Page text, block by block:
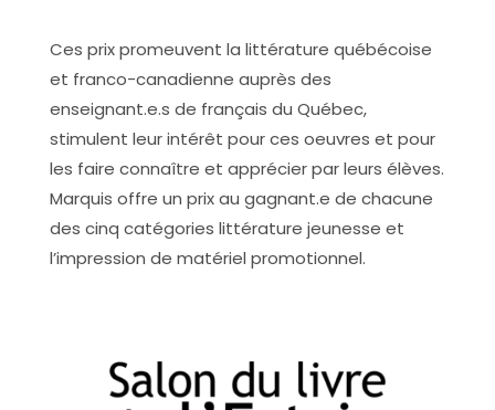
Ces prix promeuvent la littérature québécoise
et franco-canadienne auprès des
enseignant.e.s de français du Québec,
stimulent leur intérêt pour ces oeuvres et pour
les faire connaître et apprécier par leurs élèves.
Marquis offre un prix au gagnant.e de chacune
des cinq catégories littérature jeunesse et
l’impression de matériel promotionnel.